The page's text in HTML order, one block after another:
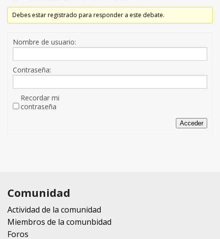
Debes estar registrado para responder a este debate.
Nombre de usuario:
Contraseña:
Recordar mi
contraseña
Acceder
Comunidad
Actividad de la comunidad
Miembros de la comunbidad
Foros